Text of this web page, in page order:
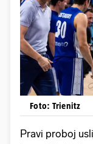
Foto: Trienitz
Pravi proboj